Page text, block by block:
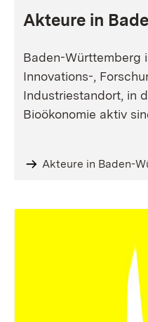
Akteure in
Baden-Württemberg
Innovations-,
Industriestandort, in
Bioökonomie aktiv
Akteure in Baden-